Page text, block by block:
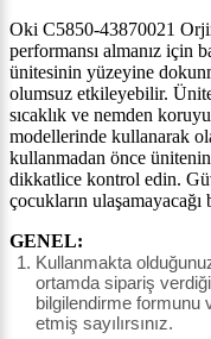
Oki C5850-43870021
performansı almanız için
ünitesinin yüzeyine
olumsuz etkileyebilir.
sıcaklık ve nemden
modellerinde kullanarak
kullanmadan önce
dikkatlice kontrol edin.
çocukların
GENEL:
Kullanmakta
ortamda sipariş
bilgilendirme formunu
etmiş sayılırsınız.